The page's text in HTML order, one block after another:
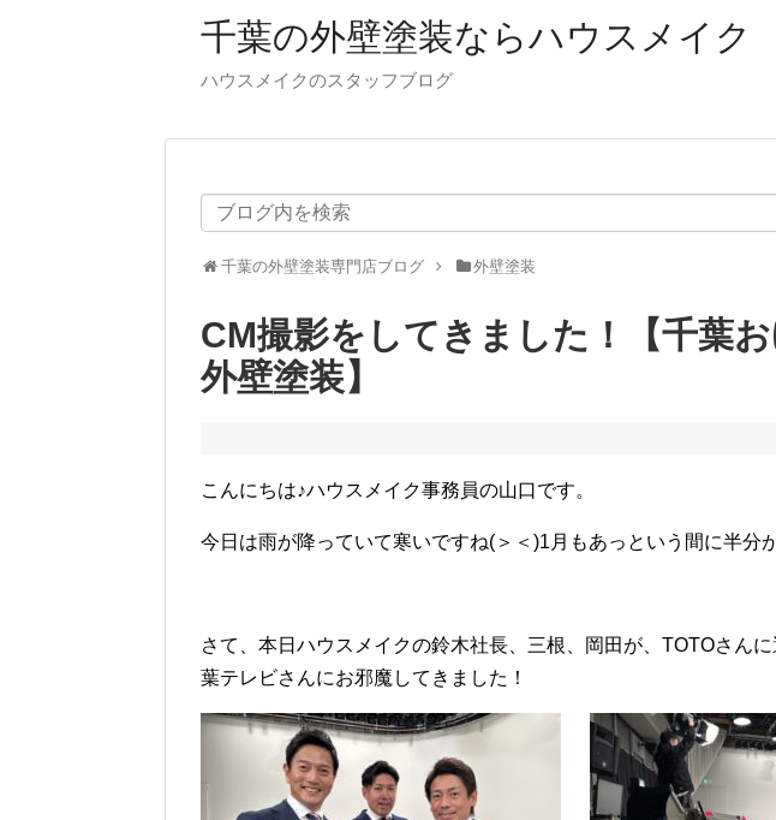
千葉の外壁塗装ならハウスメイク
ハウスメイクのスタッフブログ
千葉の外壁塗装専門店ブログ 外壁塗装
CM撮影をしてきました！【千葉
外壁塗装】
こんにちは♪ハウスメイク事務員の山口です。
今日は雨が降っていて寒いですね(＞＜)1月もあっという間に半分
さて、本日ハウスメイクの鈴木社長、三根、岡田が、TOTOさん
葉テレビさんにお邪魔してきました！